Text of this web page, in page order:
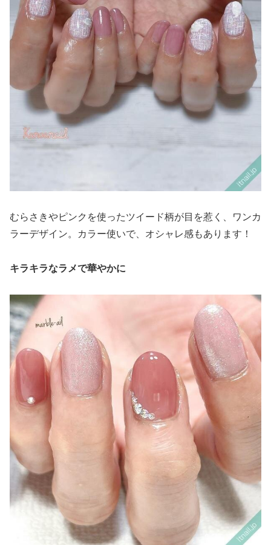
むらさきやピンクを使ったツイード柄が目を惹く、ワンカ
ラーデザイン。カラー使いで、オシャレ感もあります！
キラキラなラメで華やかに